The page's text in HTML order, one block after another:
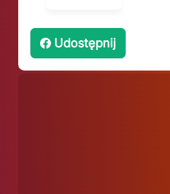
Udostępnij